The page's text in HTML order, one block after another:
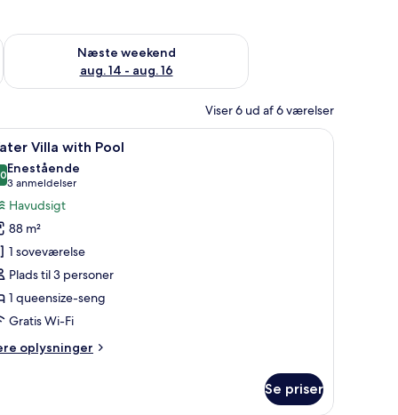
aug. 7 - aug. 9
Næste weekend
aug. 14 - aug. 16
Tjek tilgængelighed for næste weekend aug. 14 - aug. 16
Viser 6 ud af 6 værelser
bomuldslagner, premium-sengetøj, Tempur-Pedic-senge, minibar
Bungalows over vandet med krystalklart
11 Villa with Pool
ud af 10
Enestående
3 anmeldelser
(3
anmeldelser)
Havudsigt
88 m²
1 soveværelse
Plads til 3 personer
1 queensize-seng
Gratis Wi-Fi
oplysninger
Se priser